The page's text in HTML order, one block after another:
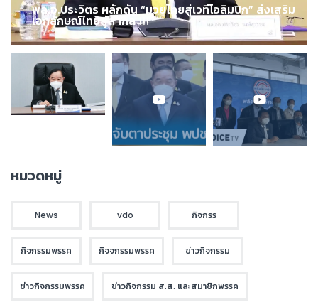
พล.อ.ประวิตร ผลักดัน “มวยไทยสู่เวทีโอลิมปิก” ส่งเสริม
เอกลักษณ์ไทยสู่สากล !!!
หมวดหมู่
News vdo กิจกรร
กิจกรรมพรรค กิจจกรรมพรรค ข่าวกิจกรรม
ข่าวกิจกรรมพรรค ข่าวกิจกรรม ส.ส. และสมาชิกพรรค